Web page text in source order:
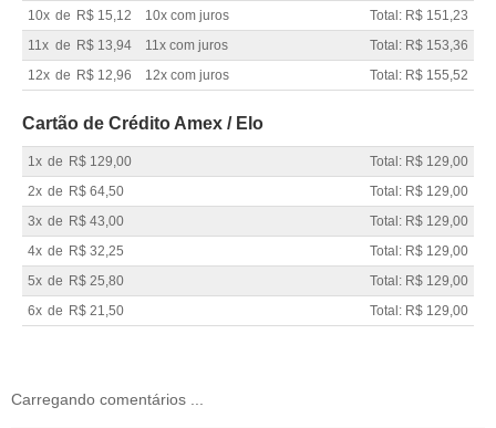
10x de R$ 15,12 10x com juros
Total: R$ 151,23
11x de R$ 13,94 11x com juros
Total: R$ 153,36
12x de R$ 12,96 12x com juros Total: R$ 155,52
Cartão de Crédito Amex / Elo
1x de R$ 129,00
Total: R$ 129,00
2x de R$ 64,50
Total: R$ 129,00
3x de R$ 43,00
Total: R$ 129,00
4x de R$ 32,25
Total: R$ 129,00
5x de R$ 25,80
Total: R$ 129,00
6x de R$ 21,50 Total: R$ 129,00
Carregando comentários ...